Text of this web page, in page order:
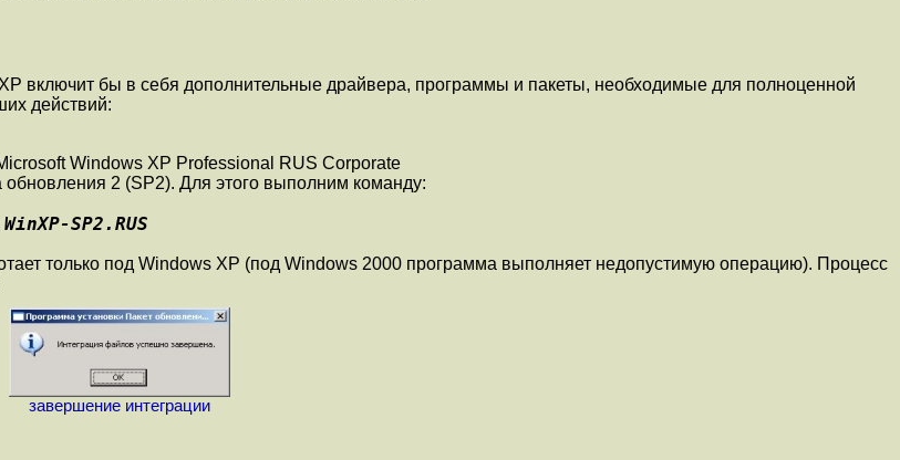
включит бы в себя дополнительные драйвера, программы и пакеты, необходимые для полноценной
действий:
Windows XP Professional RUS Corporate
2 (SP2). Для этого выполним команду:
SP2.RUS
только под Windows XP (под Windows 2000 программа выполняет недопустимую операцию). Процесс
завершение интеграции